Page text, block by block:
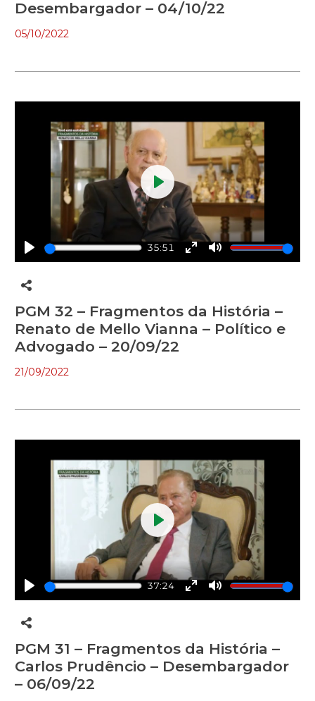
Desembargador – 04/10/22
05/10/2022
Play
35:51
EnterMute
Play
PGM 32 – Fragmentos da História –
Renato de Mello Vianna – Político e
Advogado – 20/09/22
21/09/2022
Play
37:24
EnterMute
Play
PGM 31 – Fragmentos da História –
Carlos Prudêncio – Desembargador
– 06/09/22